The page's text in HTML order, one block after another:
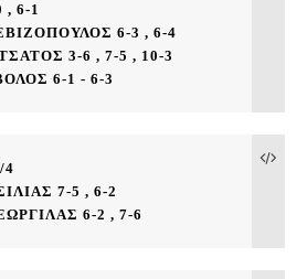
6-1
6-3 , 6-4
3-6 , 7-5 , 10-3
6-1 - 6-3
4
7-5 , 6-2
6-2 , 7-6